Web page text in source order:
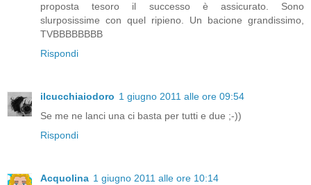
proposta tesoro il successo è assicurato. Sono
slurposissime con quel ripieno. Un bacione grandissimo,
TVBBBBBBBB
Rispondi
ilcucchiaiodoro 1 giugno 2011 alle ore 09:54
Se me ne lanci una ci basta per tutti e due ;-))
Rispondi
Acquolina 1 giugno 2011 alle ore 10:14